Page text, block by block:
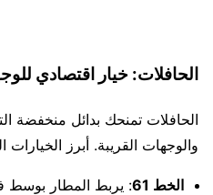
الحافلات: خيار اقتصادي
الحافلات تمنحك بدائل منخفضة
والوجهات القريبة. أبرز الخيارات
الخط 61